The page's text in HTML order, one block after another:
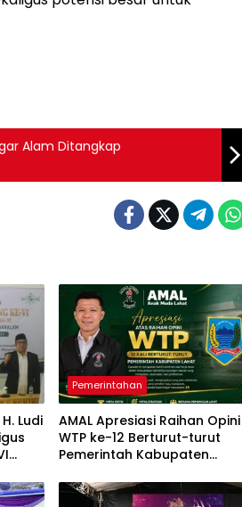
Alam Ditangkap
Ludi
Pemerintahan
AMAL Apresiasi Raihan Opini
WTP ke-12 Berturut-turut
Pemerintah Kabupaten